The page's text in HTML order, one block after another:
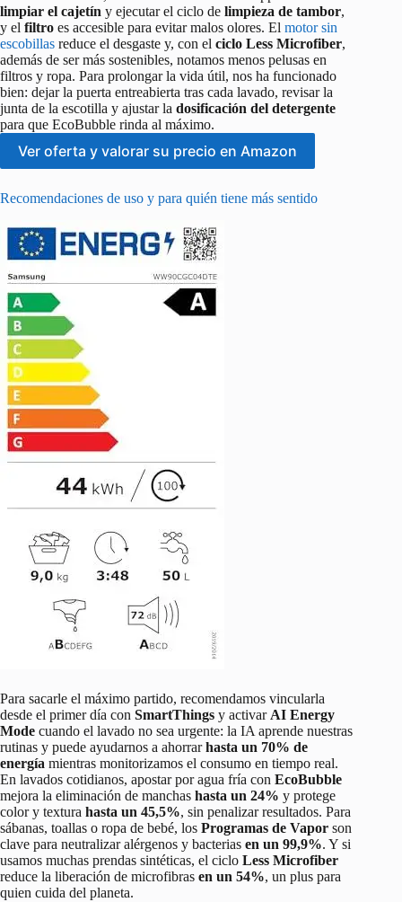
limpiar el cajetín y ejecutar el ciclo de limpieza de tambor,
y el filtro es accesible para evitar malos olores. El motor sin
escobillas reduce el desgaste y, con el ciclo Less Microfiber,
además de ser más sostenibles, notamos menos pelusas en
filtros y ropa. Para prolongar la vida útil, nos ha funcionado
bien: dejar la puerta entreabierta tras cada lavado, revisar la
junta de la escotilla y ajustar la dosificación del detergente
para que EcoBubble rinda al máximo.
Ver oferta y valorar su precio en Amazon
Recomendaciones de uso y para quién tiene más sentido
Para sacarle el máximo partido, recomendamos vincularla
desde el primer día con SmartThings y activar AI Energy
Mode cuando el lavado no sea urgente: la IA aprende nuestras
rutinas y puede ayudarnos a ahorrarhasta un 70% de
energía mientras monitorizamos el consumo en tiempo real.
En lavados cotidianos, apostar por agua fría con EcoBubble
mejora la eliminación de manchas hasta un 24% y protege
color y textura hasta un 45,5%, sin penalizar resultados. Para
sábanas, toallas o ropa de bebé, los Programas de Vapor son
clave para neutralizar alérgenos y bacterias en un 99,9%. Y si
usamos muchas prendas sintéticas, el ciclo Less Microfiber
reduce la liberación de microfibras en un 54%, un plus para
quien cuida del planeta.